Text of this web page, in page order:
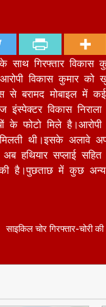
आरोपी विकास कुमार
से बरामद मोबाइल में
विकास निराला
फोटो मिले है।आरोपी
थी।इसके अलावे
हथियार सप्लाई
है।पुछताछ में कुछ अन्य